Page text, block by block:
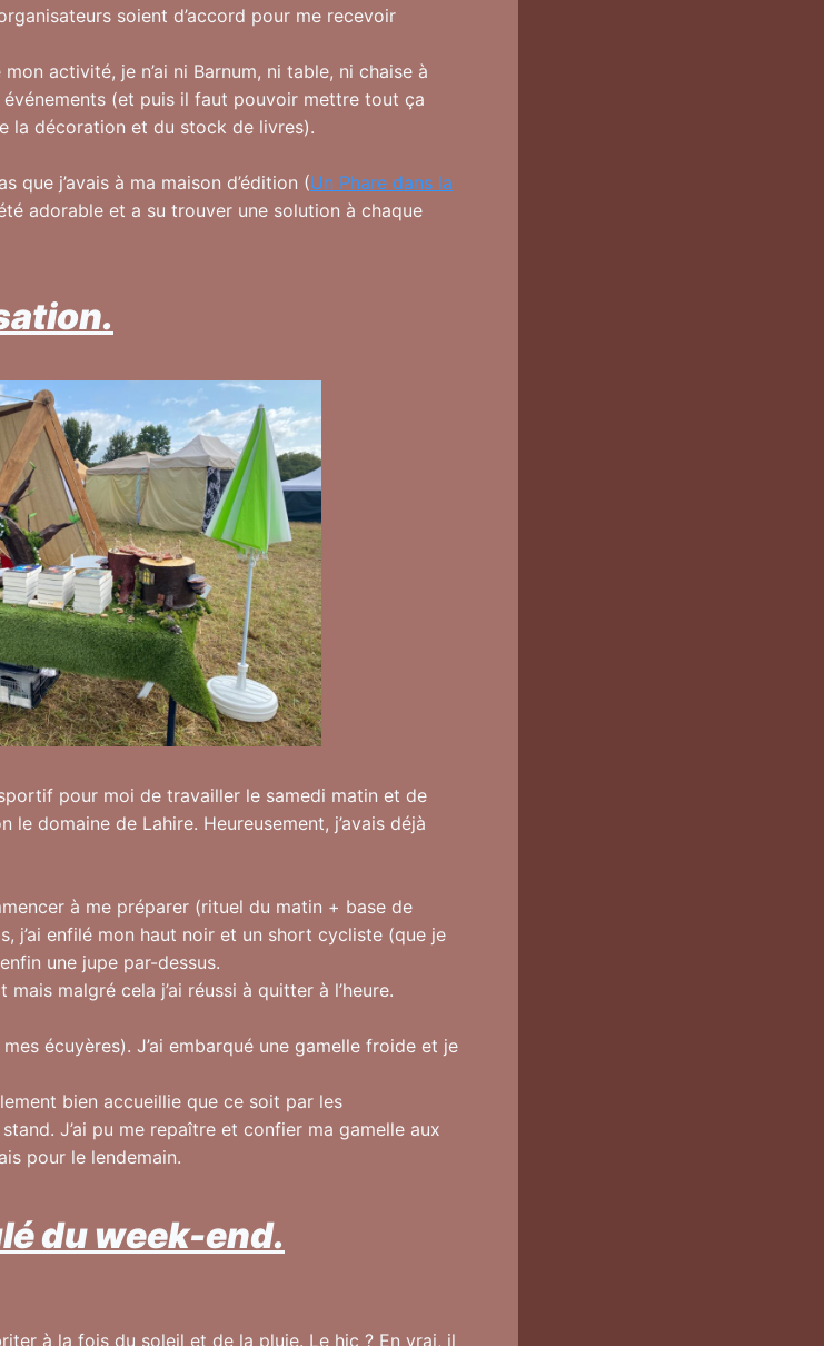
soient d’accord pour me recevoir
activité, je n’ai ni Barnum, ni table, ni chaise à
(et puis il faut pouvoir mettre tout ça
la décoration et du stock de livres).
que j’avais à ma maison d’édition (Un Phare dans la
adorable et a su trouver une solution à chaque
pour moi de travailler le samedi matin et de
domaine de Lahire. Heureusement, j’avais déjà
à me préparer (rituel du matin + base de
j’ai enfilé mon haut noir et un short cycliste (que je
une jupe par-dessus.
malgré cela j’ai réussi à quitter à l’heure.
écuyères). J’ai embarqué une gamelle froide et je
bien accueillie que ce soit par les
J’ai pu me repaître et confier ma gamelle aux
pour le lendemain.
du week-end.
à la fois du soleil et de la pluie. Le hic ? En vrai, il